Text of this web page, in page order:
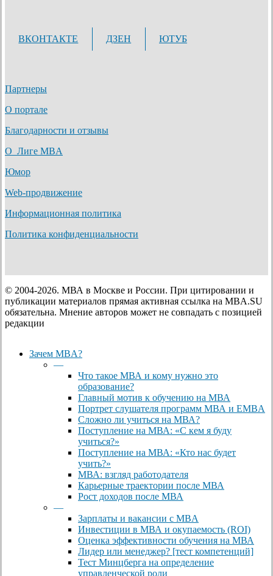
ВКОНТАКТЕ ДЗЕН ЮТУБ
Партнеры
О портале
Благодарности и отзывы
О Лиге MBA
Юмор
Web-продвижение
Информационная политика
Политика конфиденциальности
© 2004-2026. МВА в Москве и России. При цитировании и
публикации материалов прямая активная ссылка на MBA.SU
обязательна. Мнение авторов может не совпадать с позицией
редакции
Close
Зачем MBA?
—
Что такое МВА и кому нужно это
образование?
Главный мотив к обучению на МВА
Портрет слушателя программ МВА и EMBA
Сложно ли учиться на МВА?
Поступление на МВА: «С кем я буду
учиться?»
Поступление на МВА: «Кто нас будет
учить?»
МВА: взгляд работодателя
Карьерные траектории после МВА
Рост доходов после МВА
—
Зарплаты и вакансии с MBA
Инвестиции в МВА и окупаемость (ROI)
Оценка эффективности обучения на МВА
Лидер или менеджер? [тест компетенций]
Тест Минцберга на определение
управленческой роли